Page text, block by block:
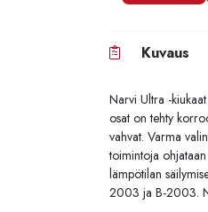
Kuvaus
Narvi Ultra -
osat on tehty
vahvat. Varma
toimintoja
lämpötilan
2003 ja B-2003.